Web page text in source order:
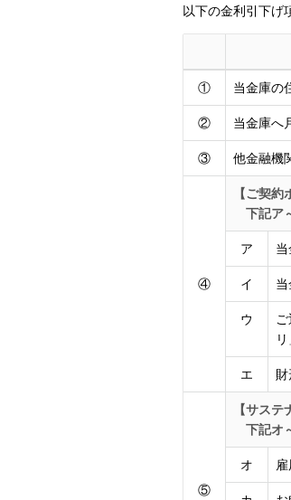
以下の金利引下
① 当金庫の
② 当金庫へ
③ 他金融機
④
【ご契約
下記ア
ア
イ
ウ
エ
⑤
【サステ
下記オ
オ